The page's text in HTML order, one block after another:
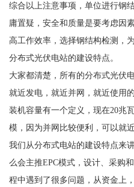
综合以上注意事项，单位进行钢
庸置疑，安全和质量是要考虑因
高工作效率，选择钢结构检测，
分布式光伏电站的建设特点。
大家都清楚，所有的分布式光伏
就近发电，就近并网，就近使用
装机容量有一个定义，现在20兆
模，因为并网比较便利，可以就
我们从分布式电站的建设特点来
么会主推EPC模式，设计、采购
程中遇到了很多问题，从资金上